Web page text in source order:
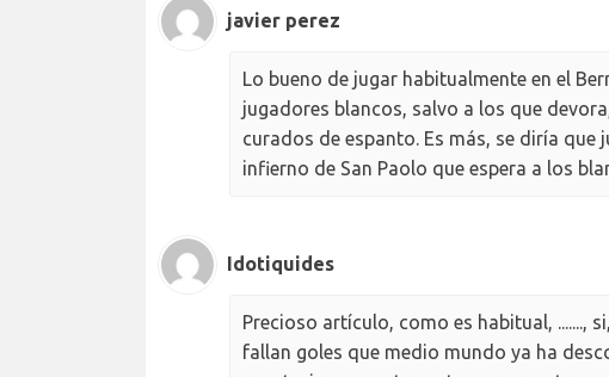
javier perez
Lo bueno de jugar habitualmente en el
jugadores blancos, salvo a los que
curados de espanto. Es más, se diría
infierno de San Paolo que espera a los
Idotiquides
Precioso artículo, como es habitual, .......,
fallan goles que medio mundo ya ha